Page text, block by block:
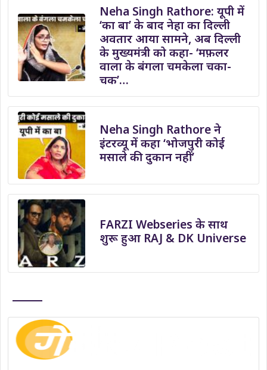
Neha Singh Rathore: यूपी में
‘का बा’ के बाद नेहा का दिल्ली
अवतार आया सामने, अब दिल्ली
के मुख्यमंत्री को कहा- ‘मफ़लर
वाला के बंगला चमकेला चका-
चक’…
Neha Singh Rathore ने
इंटरव्यू में कहा ‘भोजपुरी कोई
मसाले की दुकान नहीं’
FARZI Webseries के साथ
शुरू हुआ RAJ & DK Universe